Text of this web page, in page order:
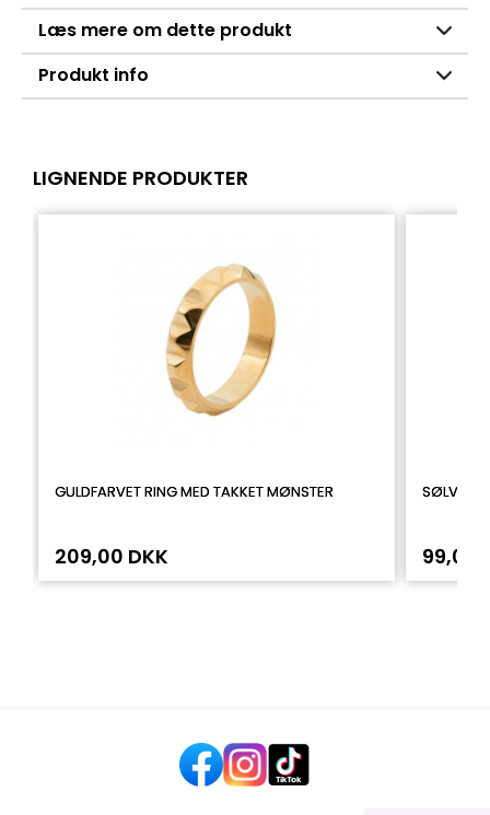
Læs mere om dette produkt
Produkt info
LIGNENDE PRODUKTER
GULDFARVET RING MED TAKKET MØNSTER
209,00 DKK
SØLV
99,00